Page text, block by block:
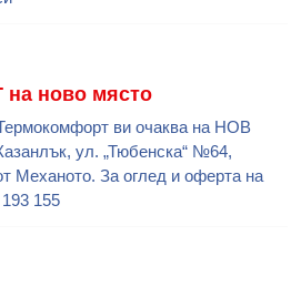
ново място
ви очаква на НОВ
ул. „Тюбенска“ №64,
Механото. За оглед и оферта на
155